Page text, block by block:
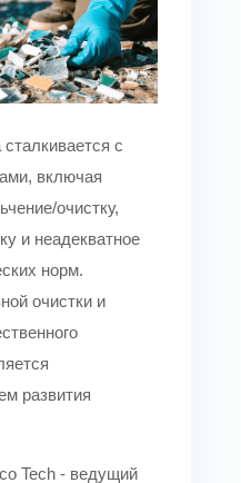
с
включая
очистку,
и неадекватное
норм.
очистки и
развития
Tech - ведущий